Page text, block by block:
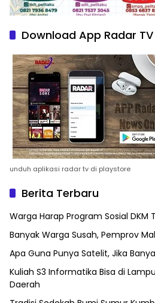
Download App Radar TV
unduh aplikasi radar tv di playstore
Berita Terbaru
Warga Harap Program Sosial DKM
Banyak Warga Susah, Pemprov
Apa Guna Punya Satelit, Jika
Kuliah S3 Informatika Bisa di
Daerah